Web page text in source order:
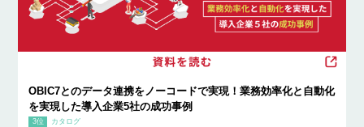
OBIC7とのデータ連携をノーコードで実現！業務効率化と自動化
を実現した導入企業5社の成功事例
カタログ